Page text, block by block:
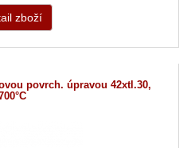
zboží
povrch. úpravou 42xtl.30,